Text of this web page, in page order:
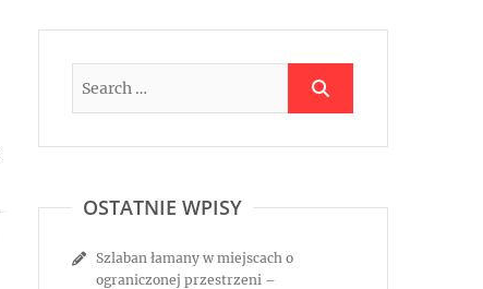
OSTATNIE WPISY
Szlaban łamany w miejscach o
ograniczonej przestrzeni –